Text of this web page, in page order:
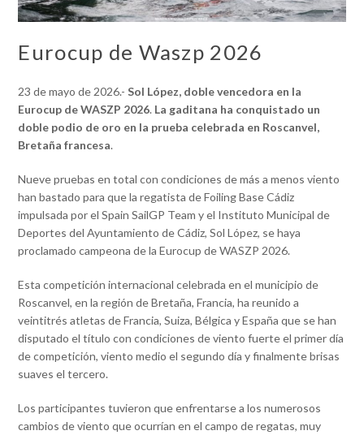
Eurocup de Waszp 2026
23 de mayo de 2026.-Sol López, doble vencedora en la
Eurocup de WASZP 2026. La gaditana ha conquistado un
doble podio de oro en la prueba celebrada en Roscanvel,
Bretaña francesa.
Nueve pruebas en total con condiciones de más a menos viento
han bastado para que la regatista de Foiling Base Cádiz
impulsada por el Spain SailGP Team y el Instituto Municipal de
Deportes del Ayuntamiento de Cádiz, Sol López, se haya
proclamado campeona de la Eurocup de WASZP 2026.
Esta competición internacional celebrada en el municipio de
Roscanvel, en la región de Bretaña, Francia, ha reunido a
veintitrés atletas de Francia, Suiza, Bélgica y España que se han
disputado el título con condiciones de viento fuerte el primer día
de competición, viento medio el segundo día y finalmente brisas
suaves el tercero.
Los participantes tuvieron que enfrentarse a los numerosos
cambios de viento que ocurrían en el campo de regatas, muy